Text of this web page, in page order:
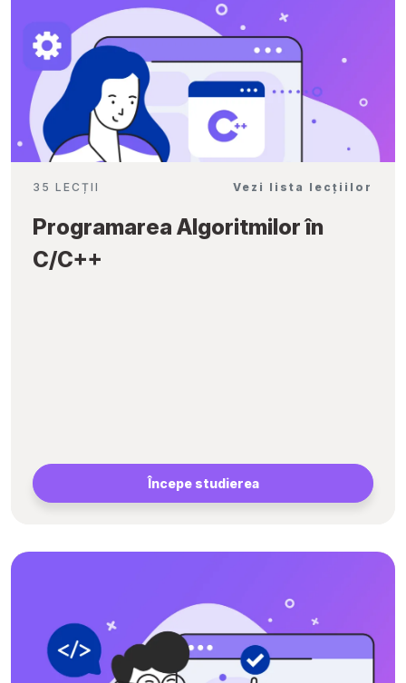
35 LECȚII Vezi lista lecțiilor
Programarea Algoritmilor în
C/C++
Începe studierea